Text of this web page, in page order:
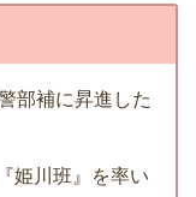
部補に昇進した
姫川班』を率い